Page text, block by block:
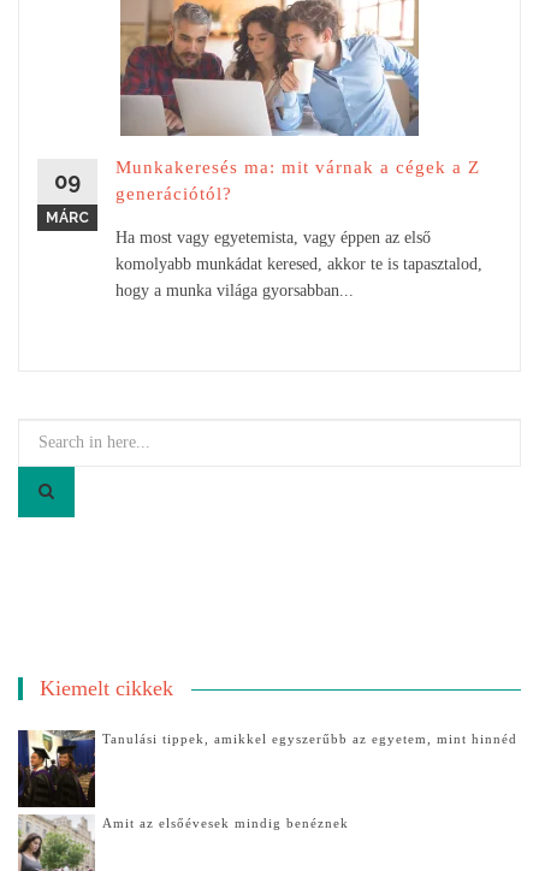
09
MÁRC
Munkakeresés ma: mit várnak a cégek a Z
generációtól?
Ha most vagy egyetemista, vagy éppen az első
komolyabb munkádat keresed, akkor te is tapasztalod,
hogy a munka világa gyorsabban...
Kiemelt cikkek
Tanulási tippek, amikkel egyszerűbb az egyetem, mint hinnéd
Amit az elsőévesek mindig benéznek